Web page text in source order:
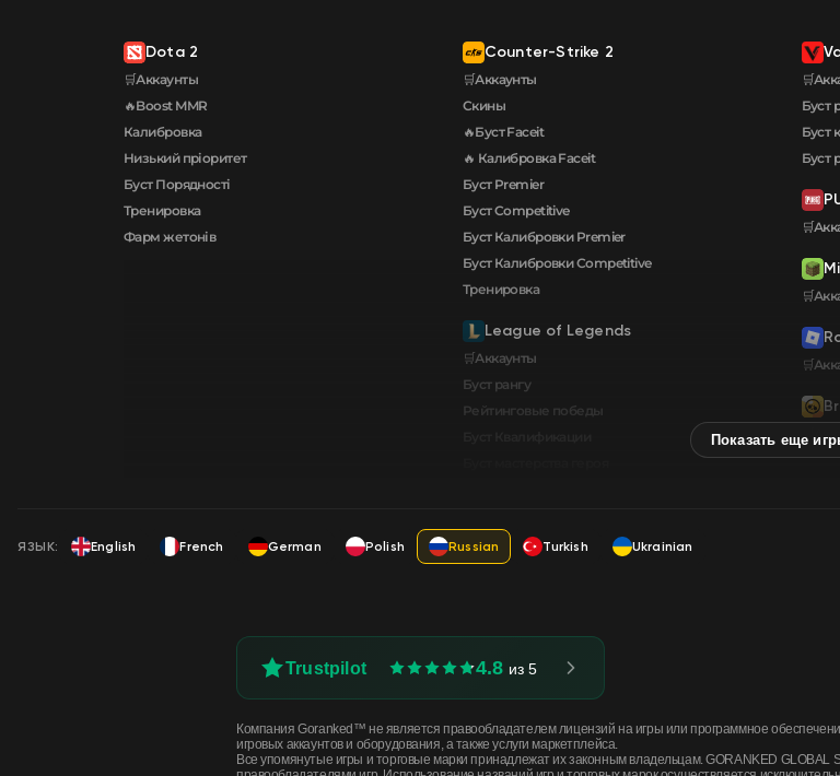
Dota 2
🛒Аккаунты
🔥Boost MMR
Калибровка
Низький пріоритет
Буст Порядності
Тренировка
Фарм жетонів
Counter-Strike 2
🛒Аккаунты
Скины
🔥Буст Faceit
🔥 Калибровка Faceit
Буст Premier
Буст Competitive
Буст Калибровки Premier
Буст Калибровки Сompetitive
Тренировка
League of Legends
🛒Аккаунты
Буст рангу
Рейтинговые победы
Буст
Буст
Буст
ЯЗЫК: English French German Polish Russian Turkish Ukrainian
Trustpilot 4.8 из 5
Компания Goranked™ не является правообладателем лицензий на игры или программное
игровых аккаунтов и оборудования, а также услуги маркетплейса.
Все упомянутые игры и торговые марки принадлежат их законным владельцам. GORANKED